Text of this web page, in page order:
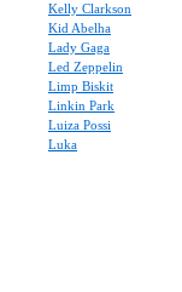
Kelly Clarkson
Kid Abelha
Lady Gaga
Led Zeppelin
Limp Biskit
Linkin Park
Luiza Possi
Luka